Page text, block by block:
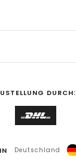
DURCH:
Deutschland